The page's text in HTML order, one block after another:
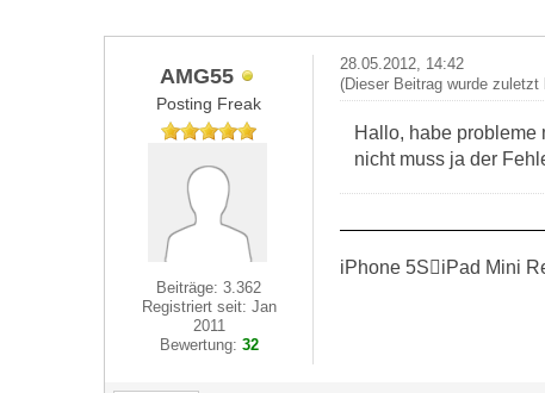
AMG55
Posting Freak
Beiträge: 3.362
Registriert seit: Jan
2011
Bewertung: 32
28.05.2012, 14:42
(Dieser Beitrag wurde
Hallo, habe probleme
nicht muss ja der
iPhone 5SiPad Mini